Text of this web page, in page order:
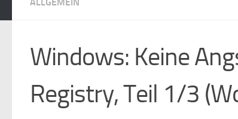
Windows: Keine
Registry, Teil 1/3